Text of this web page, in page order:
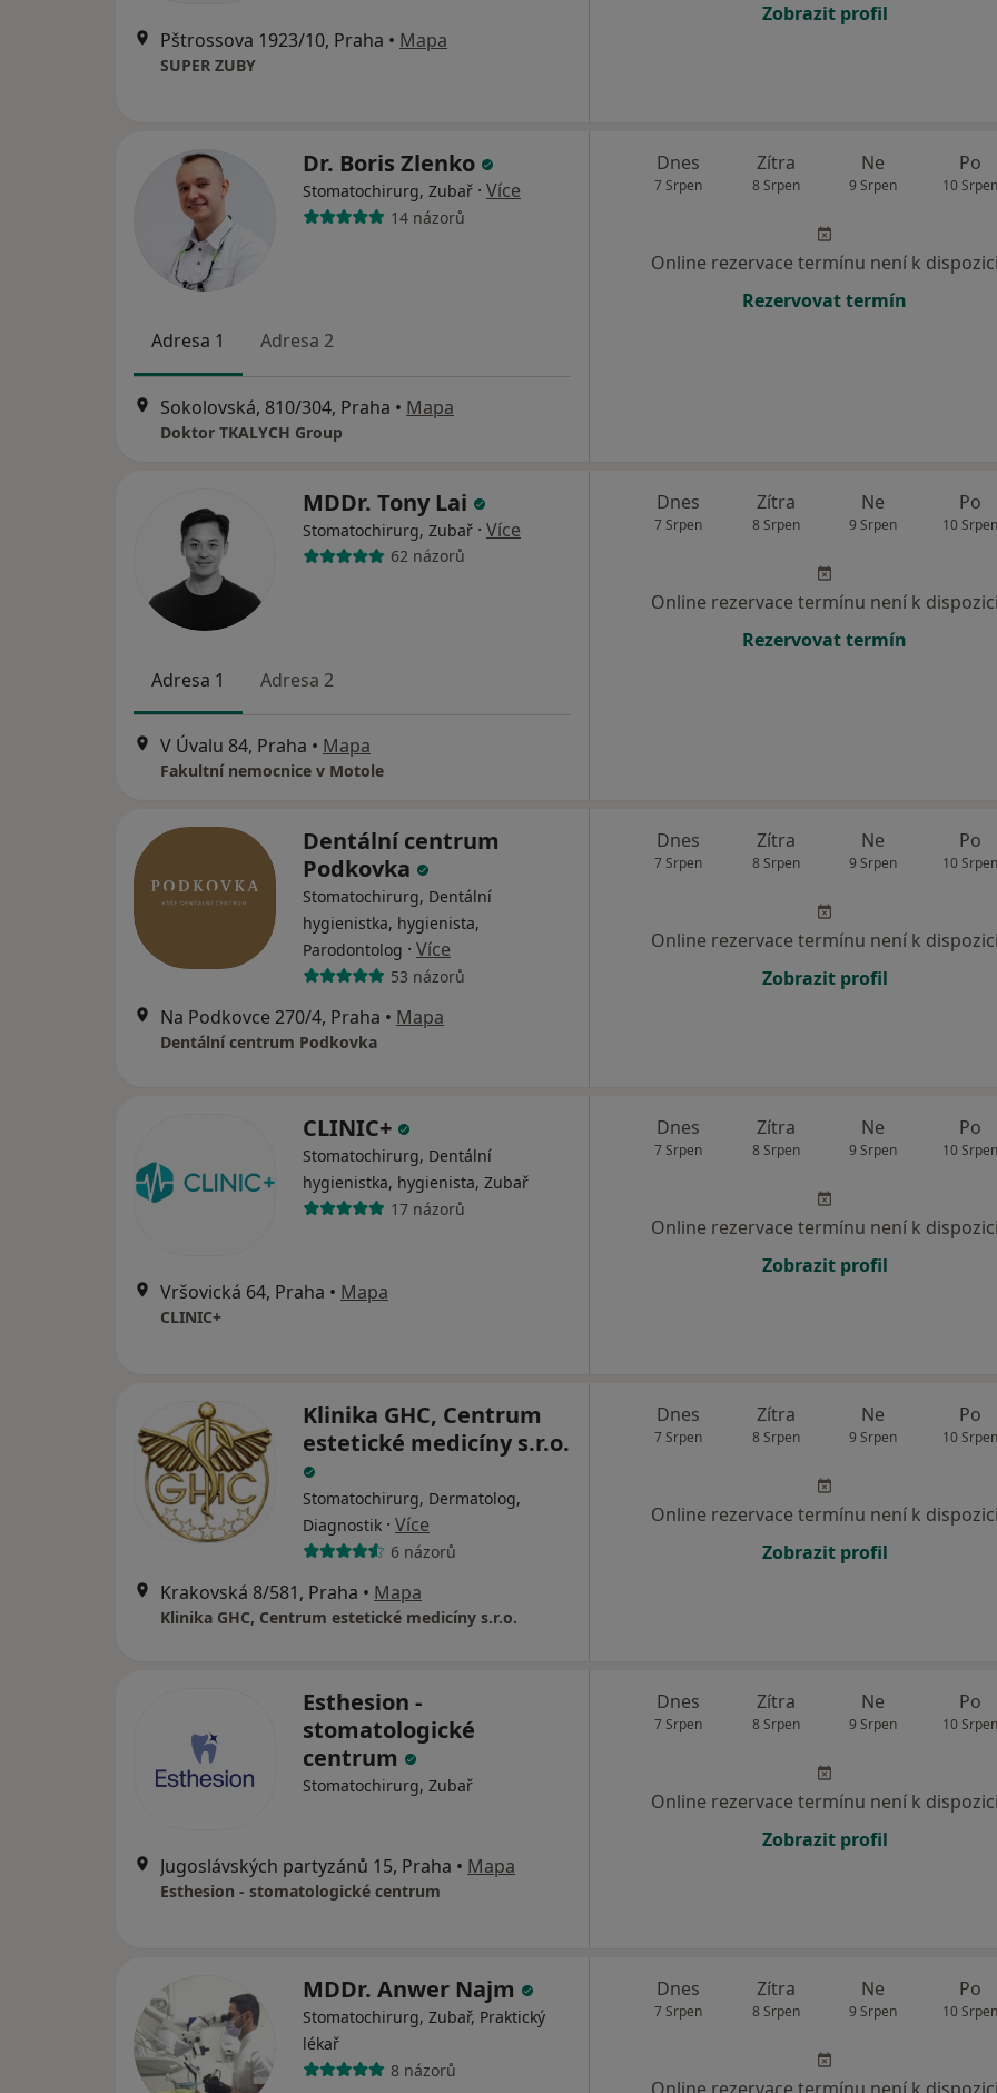
Pštrossova 1923/10, Praha • Mapa
SUPER ZUBY
Zobrazit profil
Dr. Boris Zlenko
Stomatochirurg, Zubař · Více
14 názorů
Adresa 1 Adresa 2
Sokolovská, 810/304, Praha • Mapa
Doktor TKALYCH Group
Dnes
7 Srpen
Zítra
8 Srpen
Ne
9 Srpen
Po
10 Srpen
Online rezervace termínu není k dispozici
Rezervovat termín
MDDr. Tony Lai
Stomatochirurg, Zubař · Více
62 názorů
Adresa 1 Adresa 2
V Úvalu 84, Praha • Mapa
Fakultní nemocnice v Motole
Dnes
7 Srpen
Zítra
8 Srpen
Ne
9 Srpen
Po
10 Srpen
Online rezervace termínu není k dispozici
Rezervovat termín
Dentální centrum
Podkovka
Stomatochirurg, Dentální
hygienistka, hygienista,
Parodontolog · Více
53 názorů
Na Podkovce 270/4, Praha • Mapa
Dentální centrum Podkovka
Dnes
7 Srpen
Zítra
8 Srpen
Ne
9 Srpen
Po
10 Srpen
Online rezervace termínu není k dispozici
Zobrazit profil
CLINIC+
Stomatochirurg, Dentální
hygienistka, hygienista, Zubař
17 názorů
Vršovická 64, Praha • Mapa
CLINIC+
Dnes
7 Srpen
Zítra
8 Srpen
Ne
9 Srpen
Po
10 Srpen
Online rezervace termínu není k dispozici
Zobrazit profil
Klinika GHC, Centrum
estetické medicíny s.r.o.
Stomatochirurg, Dermatolog,
Diagnostik · Více
6 názorů
Krakovská 8/581, Praha • Mapa
Klinika GHC, Centrum estetické medicíny s.r.o.
Dnes
7 Srpen
Zítra
8 Srpen
Ne
9 Srpen
Po
10 Srpen
Online rezervace termínu není k dispozici
Zobrazit profil
Esthesion -
stomatologické
centrum
Stomatochirurg, Zubař
Jugoslávských partyzánů 15, Praha • Mapa
Esthesion - stomatologické centrum
Dnes
7 Srpen
Zítra
8 Srpen
Ne
9 Srpen
Po
10 Srpen
Online rezervace termínu není k dispozici
Zobrazit profil
MDDr. Anwer Najm
Stomatochirurg, Zubař, Praktický
lékař
8 názorů
Dnes
7 Srpen
Zítra
8 Srpen
Ne
9 Srpen
Po
10 Srpen